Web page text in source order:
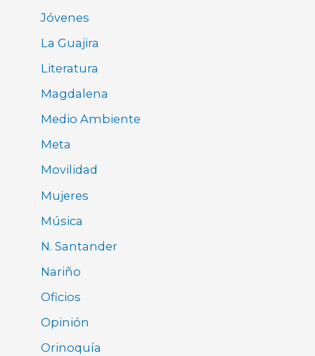
Jóvenes
La Guajira
Literatura
Magdalena
Medio Ambiente
Meta
Movilidad
Mujeres
Música
N. Santander
Nariño
Oficios
Opinión
Orinoquía